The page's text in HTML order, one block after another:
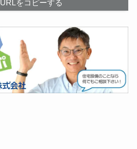
URLをコピーする